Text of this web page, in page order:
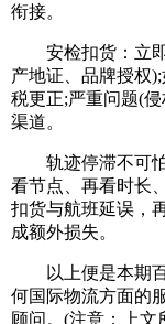
衔接。
安检扣货：立即
产地证、品牌授权
税更正;严重问题(
渠道。
轨迹停滞不可怕
看节点、再看时长
扣货与航班延误，
成额外损失。
以上便是本期百
何国际物流方面的
顾问。(注意：上文